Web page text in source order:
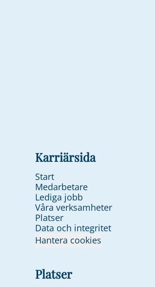
Karriärsida
Start
Medarbetare
Lediga jobb
Våra verksamheter
Platser
Data och integritet
Hantera cookies
Platser